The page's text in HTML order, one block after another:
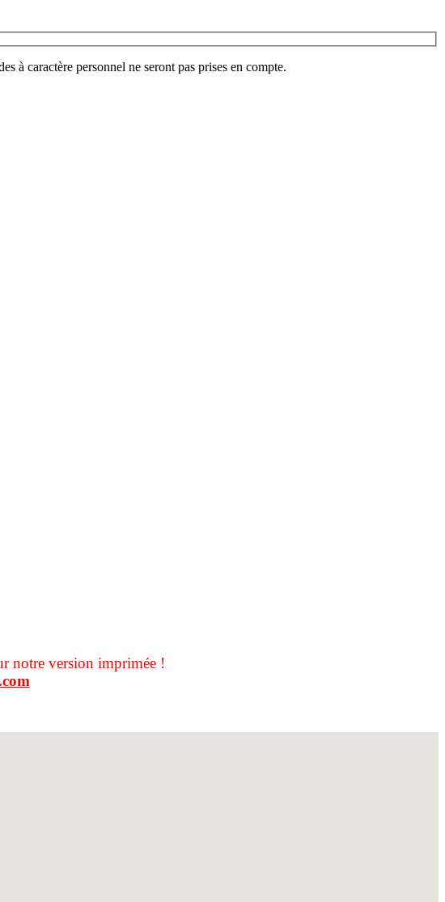
à caractère personnel ne seront pas prises en compte.
notre version imprimée !